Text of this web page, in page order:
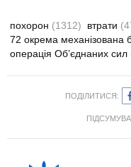
похорон (1312) втрати
72 окрема механізована
операція Об’єднаних сил
ПОДІЛИТИСЯ: